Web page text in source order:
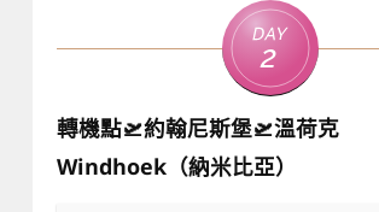
Day
2
轉機點🛫約翰尼斯堡🛫溫荷克
Windhoek（納米比亞）